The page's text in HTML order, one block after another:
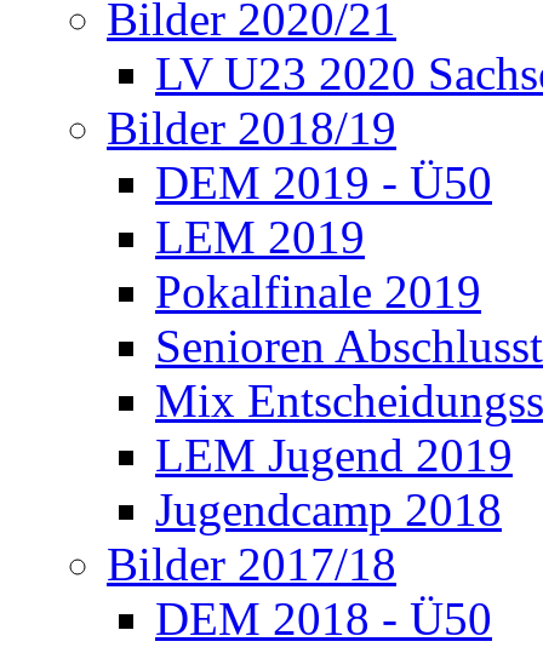
Bilder 2020/21
LV U23 2020
Bilder 2018/19
DEM 2019 - Ü50
LEM 2019
Pokalfinale 2019
Senioren
Mix
LEM Jugend 2019
Jugendcamp 2018
Bilder 2017/18
DEM 2018 - Ü50